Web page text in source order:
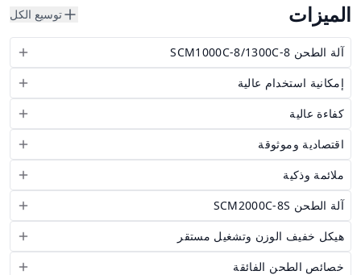
الميزات توسيع الكل
آلة الطحن SCM1000C-8/1300C-8
إمكانية استخدام عالية
كفاءة عالية
اقتصادية وموثوقة
ملائمة وذكية
آلة الطحن SCM2000C-8S
هيكل خفيف الوزن وتشغيل مستقر
خصائص الطحن الفائقة